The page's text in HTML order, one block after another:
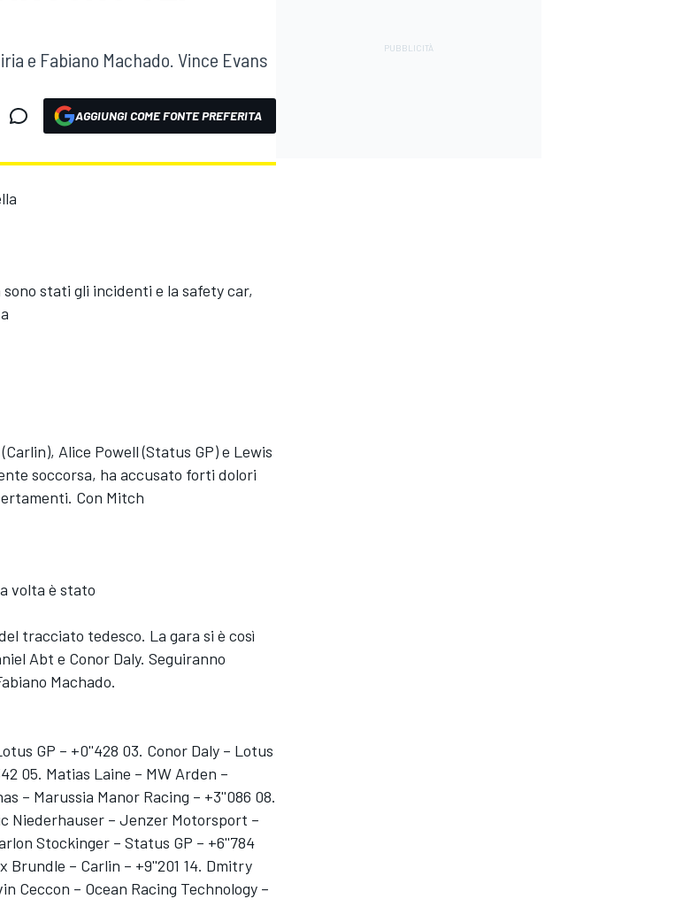
e Fabiano Machado. Vince Evans
AGGIUNGI COME FONTE PREFERITA
stati gli incidenti e la safety car,
Alice Powell (Status GP) e Lewis
soccorsa, ha accusato forti dolori
Con Mitch
volta è stato
tracciato tedesco. La gara si è così
Abt e Conor Daly. Seguiranno
Machado.
GP – +0''428 03. Conor Daly – Lotus
05. Matias Laine – MW Arden –
– Marussia Manor Racing – +3''086 08.
Niederhauser – Jenzer Motorsport –
Stockinger – Status GP – +6''784
Brundle – Carlin – +9''201 14. Dmitry
Ceccon – Ocean Racing Technology –